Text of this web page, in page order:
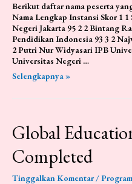
Berikut daftar nama peserta
Nama Lengkap Instansi Skor 1
Negeri Jakarta 95 2 2 Bintang
Pendidikan Indonesia 93 3 2
2 Putri Nur Widyasari IPB
Universitas Negeri …
Pengumuman
GE
Thailand
Chapter
3
Selengkapnya »
Global
Completed
Tinggalkan Komentar/